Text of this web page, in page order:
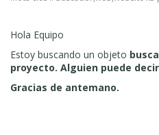
Hola Equipo
Estoy buscando un objeto
proyecto. Alguien puede
Gracias de antemano.